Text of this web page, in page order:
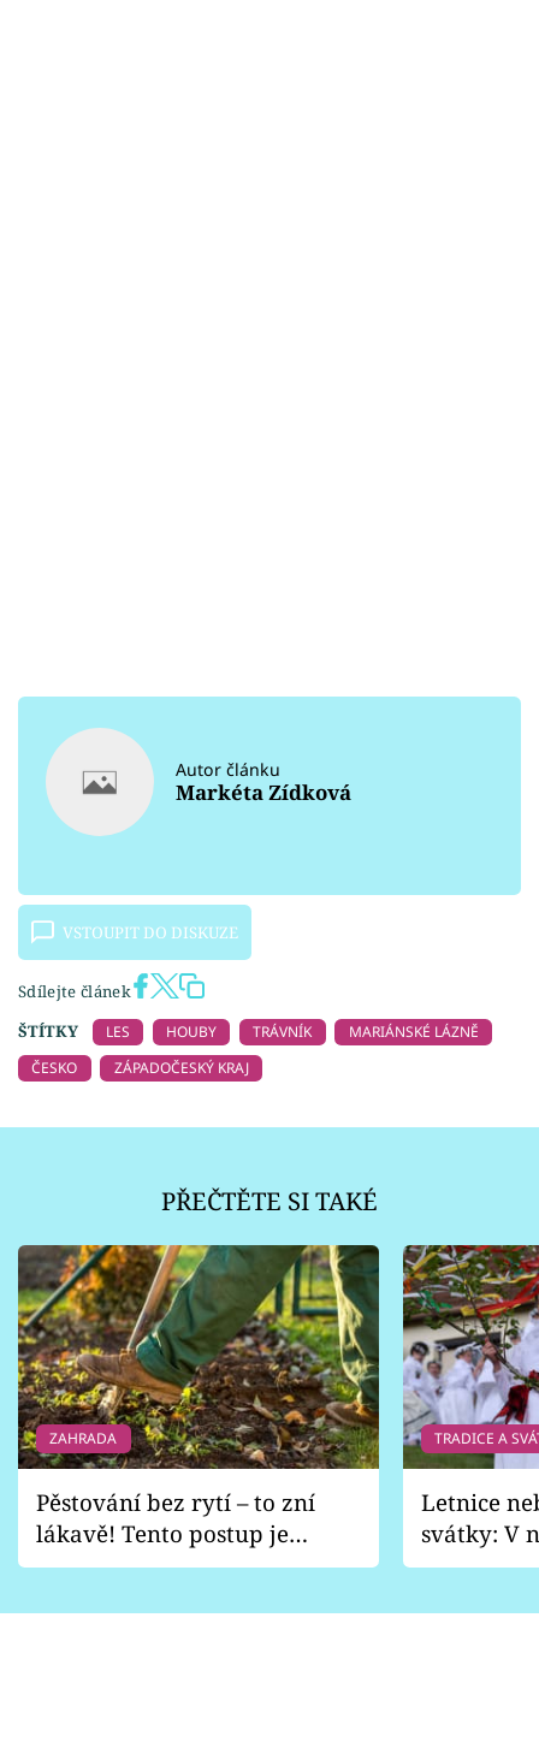
Autor článku
Markéta Zídková
VSTOUPIT DO DISKUZE
Sdílejte článek
ŠTÍTKY
LES HOUBY TRÁVNÍK
MARIÁNSKÉ LÁZNĚ
ČESKO
ZÁPADOČESKÝ KRAJ
PŘEČTĚTE SI TAKÉ
ZAHRADA
Pěstování bez rytí – to zní
lákavě! Tento postup je
vhodný jen pro některé
TRADICE A
Letnice
svátky: V
pondělí